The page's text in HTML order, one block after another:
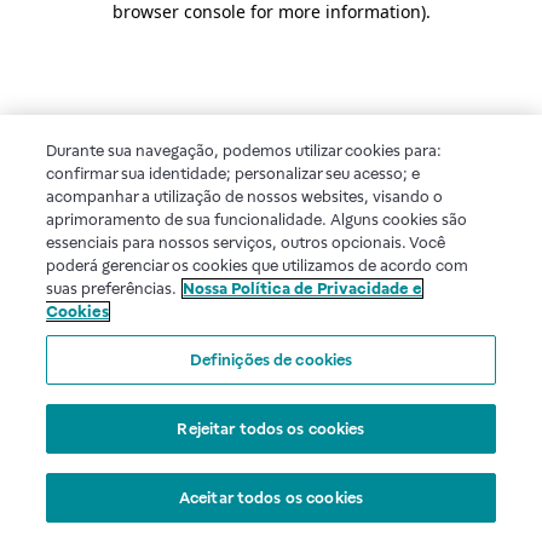
browser console for more information).
Durante sua navegação, podemos utilizar cookies para:
confirmar sua identidade; personalizar seu acesso; e
acompanhar a utilização de nossos websites, visando o
aprimoramento de sua funcionalidade. Alguns cookies são
essenciais para nossos serviços, outros opcionais. Você
poderá gerenciar os cookies que utilizamos de acordo com
suas preferências. Nossa Política de Privacidade e
Cookies
Definições de cookies
Rejeitar todos os cookies
Aceitar todos os cookies